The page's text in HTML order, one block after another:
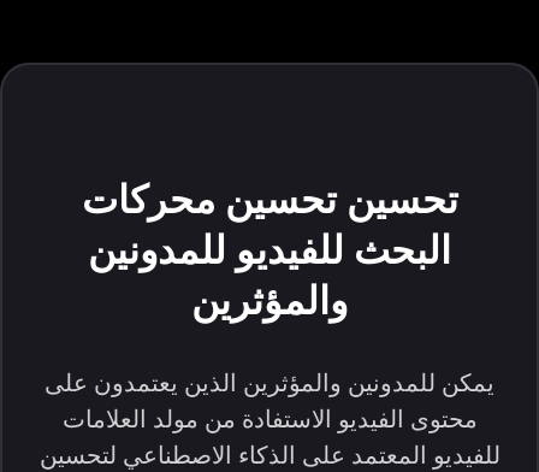
تحسين تحسين محركات
البحث للفيديو للمدونين
والمؤثرين
يمكن للمدونين والمؤثرين الذين يعتمدون على
محتوى الفيديو الاستفادة من مولد العلامات
للفيديو المعتمد على الذكاء الاصطناعي لتحسين